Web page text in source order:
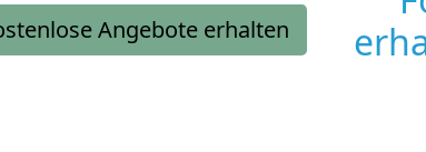
Angebote erhalten